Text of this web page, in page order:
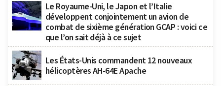
Le Royaume-Uni, le Japon et l’Italie
développent conjointement un avion de
combat de sixième génération GCAP : voici ce
que l’on sait déjà à ce sujet
Les États-Unis commandent 12 nouveaux
hélicoptères AH-64E Apache